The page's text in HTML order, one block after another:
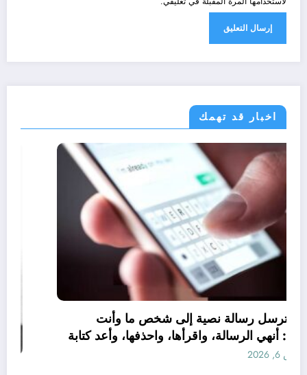
اخبار قد تهمك
مجتمع
عندما ترسل رسالة نصية إلى شخص ما وأنت
غاضب: أنهي الرسالة، واقرأها، واحذفها، وأعد كتابة
الرسالة
أغسطس 6, 2026